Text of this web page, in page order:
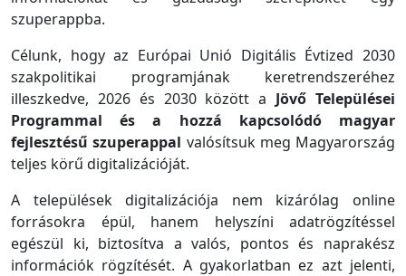
szuperappba.
Célunk, hogy az Európai Unió Digitális Évtized 2030
szakpolitikai programjának keretrendszeréhez
illeszkedve, 2026 és 2030 között a Jövő Települései
Programmal és a hozzá kapcsolódó magyar
fejlesztésű szuperappal valósítsuk meg Magyarország
teljes körű digitalizációját.
A települések digitalizációja nem kizárólag online
forrásokra épül, hanem helyszíni adatrögzítéssel
egészül ki, biztosítva a valós, pontos és naprakész
információk rögzítését. A gyakorlatban ez azt jelenti,